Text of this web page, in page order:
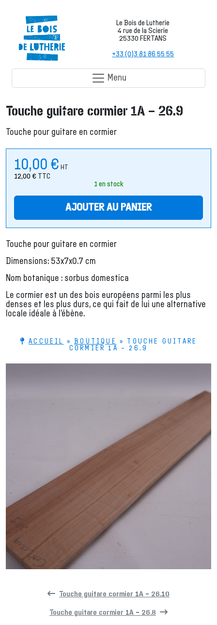
Le Bois de Lutherie
4 rue de la Scierie
25330 FERTANS
+33 (0)3 81 86 55 55
Menu
Touche guitare cormier 1A – 26.9
Touche pour guitare en cormier
10,00 € HT
12,00 € TTC
1 en stock
AJOUTER AU PANIER
Touche pour guitare en cormier
Dimensions: 53x7x0.7 cm
Nom botanique : sorbus domestica
Le cormier est un des bois européens parmi les plus
denses et les plus durs, ce qui fait de lui une alternative
locale idéale à l’ébène.
ACCUEIL »BOUTIQUE » TOUCHE GUITARE
CORMIER 1A – 26.9
Touche guitare cormier 1A – 26.10
Touche guitare cormier 1A – 26.8